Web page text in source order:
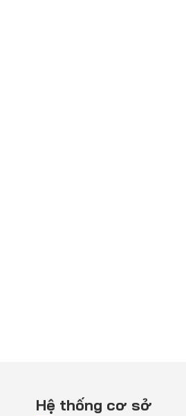
Hệ thống cơ sở